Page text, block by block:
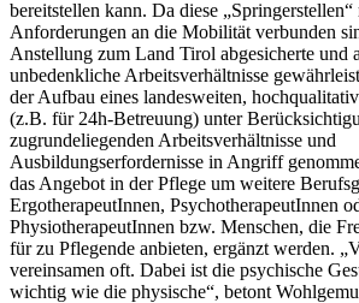
bereitstellen kann. Da diese „Springerstellen“
Anforderungen an die Mobilität verbunden
Anstellung zum Land Tirol abgesicherte und
unbedenkliche Arbeitsverhältnisse
der Aufbau eines landesweiten,
(z.B. für 24h-Betreuung) unter
zugrundeliegenden Arbeitsverhältnisse und
Ausbildungserfordernisse in Angriff
das Angebot in der Pflege um weitere
ErgotherapeutInnen, PsychotherapeutInnen
PhysiotherapeutInnen bzw. Menschen, die
für zu Pflegende anbieten, ergänzt werden.
vereinsamen oft. Dabei ist die psychische
wichtig wie die physische“, betont